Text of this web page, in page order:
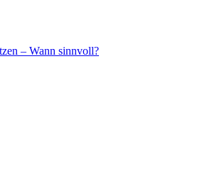
– Wann sinnvoll?